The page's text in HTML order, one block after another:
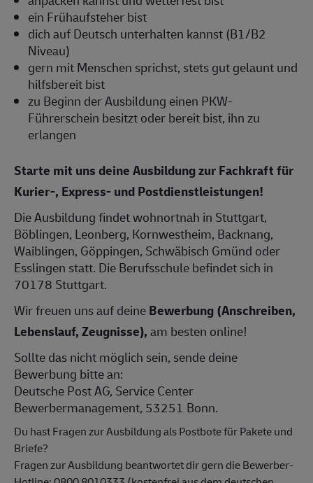
ein Frühaufsteher bist
dich auf Deutsch unterhalten kannst (B1/B2
Niveau)
gern mit Menschen sprichst, stets gut gelaunt und
hilfsbereit bist
zu Beginn der Ausbildung einen PKW-
Führerschein besitzt oder bereit bist, ihn zu
erlangen
Starte mit uns deine Ausbildung zur Fachkraft für
Kurier-, Express- und Postdienstleistungen!
Die Ausbildung findet wohnortnah in Stuttgart,
Böblingen, Leonberg, Kornwestheim, Backnang,
Waiblingen, Göppingen, Schwäbisch Gmünd oder
Esslingen statt. Die Berufsschule befindet sich in
70178 Stuttgart.
Wir freuen uns auf deineBewerbung (Anschreiben,
Lebenslauf, Zeugnisse),am besten online!
Sollte das nicht möglich sein, sende deine
Bewerbung bitte an:
Deutsche Post AG, Service Center
Bewerbermanagement, 53251 Bonn.
Du hast Fragen zur Ausbildung als Postbote für Pakete und
Briefe?
Fragen zur Ausbildung beantwortet dir gern die Bewerber-